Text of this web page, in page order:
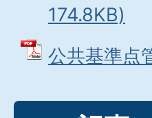
174.8KB)
公共基準点